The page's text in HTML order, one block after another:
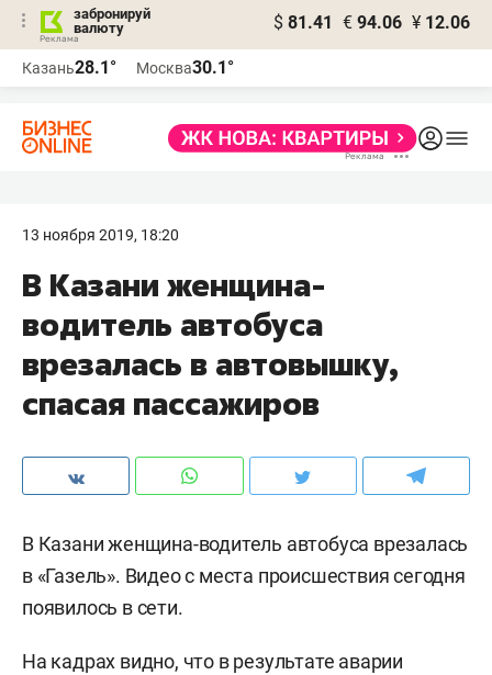
забронируй
валюту
$ 81.41 € 94.06 ¥ 12.06
Казань28.1° Москва30.1°
13 ноября 2019, 18:20
​В Казани женщина-
водитель автобуса
врезалась в автовышку,
спасая пассажиров
В Казани женщина-водитель автобуса врезалась
в «Газель». Видео с места происшествия сегодня
появилось в сети.
На кадрах видно, что в результате аварии